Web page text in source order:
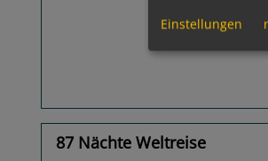
87 Nächte Weltreise
Einstellungen